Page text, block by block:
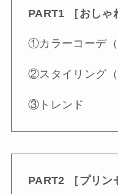
PART1 ［おしゃ
①カラーコーデ（
②スタイリング（
③トレンド
PART2 ［プリン